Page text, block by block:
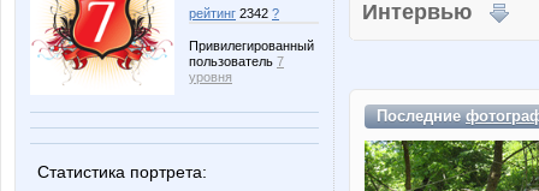
рейтинг 2342 ?
Привилегированный
пользователь 7
уровня
Статистика портрета:
Интервью
Последние